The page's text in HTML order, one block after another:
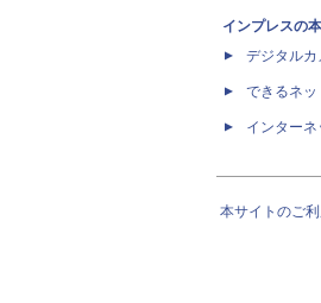
インプレスの
デジタルカ
できるネッ
インター
本サイトのご